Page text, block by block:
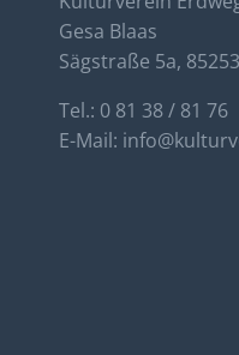
Gesa Blaas
Sägstraße 5a,
Tel.: 0 81 38 / 81 76
E-Mail: